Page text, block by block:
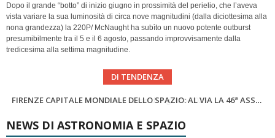
Dopo il grande “botto” di inizio giugno in prossimità del perielio, che l’aveva
vista variare la sua luminosità di circa nove magnitudini (dalla diciottesima alla
nona grandezza) la 220P/ McNaught ha subìto un nuovo potente outburst
presumibilmente tra il 5 e il 6 agosto, passando improvvisamente dalla
tredicesima alla settima magnitudine.
DI TENDENZA
Cielo del Mese di Agosto 2026
SUPERNOVAE aggiornamenti del mese – Agosto 2026
NEWS DI ASTRONOMIA E SPAZIO